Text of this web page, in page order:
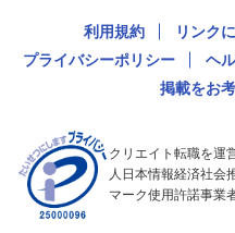
利用規約 リンク
プライバシーポリシー
ヘ
掲載をお
クリエイト転職を運
人日本情報経済社会
マーク使用許諾事業